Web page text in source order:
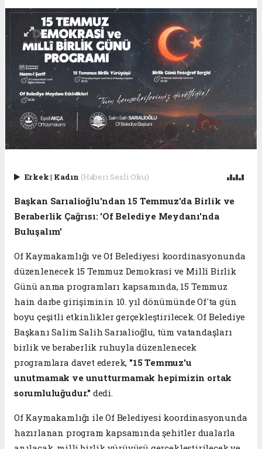
Erkek| Kadın (Haberi Sesli Oku)
Başkan Sarıalioğlu'ndan 15 Temmuz'da Birlik ve
Beraberlik Çağrısı: 'Of Belediye Meydanı'nda
Buluşalım'
Of Kaymakamlığı ve Of Belediyesi koordinasyonunda
düzenlenecek 15 Temmuz Demokrasi ve Millî Birlik
Günü anma programları kapsamında, 15 Temmuz
hain darbe girişiminin 10. yıl dönümünde Of'ta gün
boyu çeşitli etkinlikler gerçekleştirilecek. Of Belediye
Başkanı Salim Salih Sarıalioğlu, tüm vatandaşları
birlik ve beraberlik ruhuyla düzenlenecek
programlara davet ederek, "15 Temmuz'u
unutmamak ve unutturmamak hepimizin ortak
sorumluluğudur." dedi.
Of Kaymakamlığı ile Of Belediyesi koordinasyonunda
hazırlanan program kapsamında şehitler dualarla